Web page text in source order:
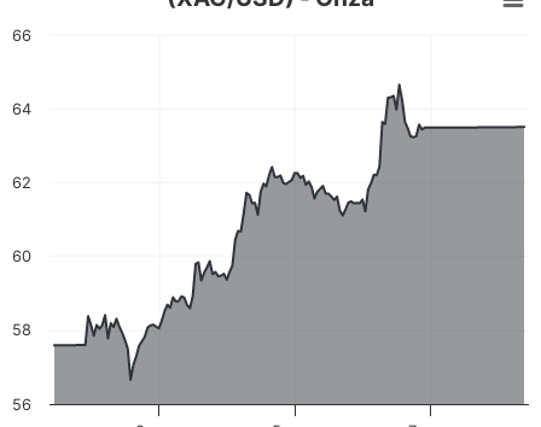
56
58
60
62
64
66